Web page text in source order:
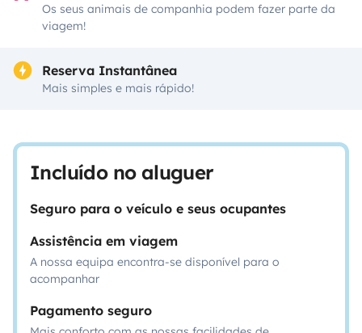
Os seus animais de companhia podem fazer parte da
viagem!
Reserva Instantânea
Mais simples e mais rápido!
Incluído no aluguer
Seguro para o veículo e seus ocupantes
Assistência em viagem
A nossa equipa encontra-se disponível para o
acompanhar
Pagamento seguro